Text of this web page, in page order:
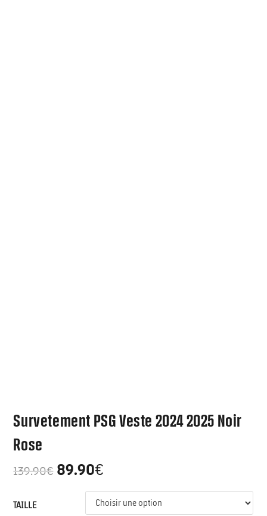
Survetement PSG Veste 2024 2025 Noir
Rose
139.90€ 89.90€
TAILLE